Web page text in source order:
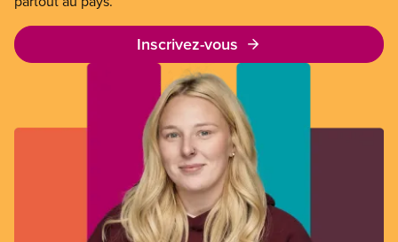
Inscrivez-vous